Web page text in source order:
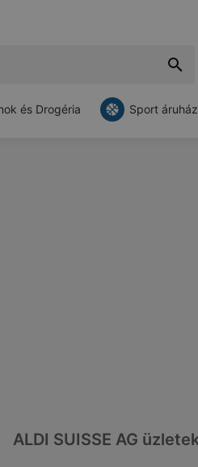
és Drogéria Sport áruház
ALDI SUISSE AG